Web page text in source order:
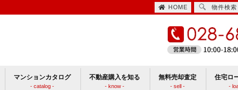
HOME 物件検索
マンションカタログ
- catalog -
不動産購入を知る
- know -
無料売却査定
- sell -
住宅ロ
-